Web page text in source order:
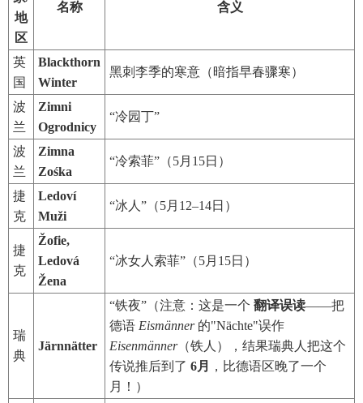
地
区
名称 含义
英
国
Blackthorn
Winter
黑刺李季的寒意（暗指早春骤寒）
波
兰
Zimni
Ogrodnicy
“冷园丁”
波
兰
Zimna
Zośka
“冷索菲”（5月15日）
捷
克
Ledoví
Muži
“冰人”（5月12–14日）
捷
克
Žofie,
Ledová
Žena
“冰女人索菲”（5月15日）
瑞
典
Järnnätter
“铁夜”（注意：这是一个 翻译误读——把
德语 Eismänner的"Nächte"误作
Eisenmänner（铁人），结果瑞典人把这个
传说推后到了 6月
，比德语区晚了一个
月！）